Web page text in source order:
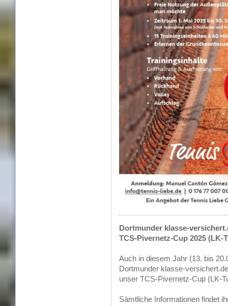
Dortmunder klasse-
TCS-Pivernetz-Cup 2025 (LK-
Auch in diesem Jahr (13. bis
Dortmunder klasse-
unser TCS-Pivernetz-Cup (LK-
Sämtliche Informationen findet